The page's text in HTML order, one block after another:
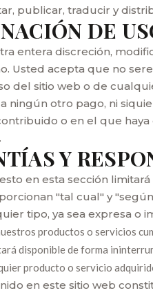
publicar, traducir y
DE
entera discreción,
Usted acepta que no
del sitio web o de
ningún otro pago, ni
o en el que
Y
en esta sección
"tal cual" y
tipo, ya sea expresa o
productos o servicios
disponible de forma
producto o servicio
en este sitio web